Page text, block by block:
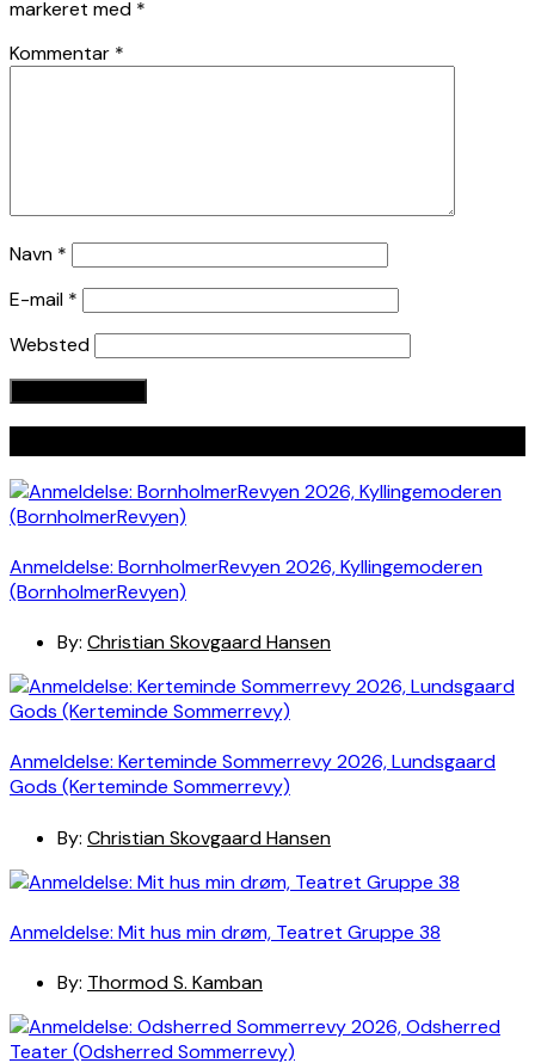
markeret med *
Kommentar *
Navn *
E-mail *
Websted
Anmeldelse: BornholmerRevyen 2026, Kyllingemoderen
(BornholmerRevyen)
By: Christian Skovgaard Hansen
Anmeldelse: Kerteminde Sommerrevy 2026, Lundsgaard
Gods (Kerteminde Sommerrevy)
By: Christian Skovgaard Hansen
Anmeldelse: Mit hus min drøm, Teatret Gruppe 38
By: Thormod S. Kamban